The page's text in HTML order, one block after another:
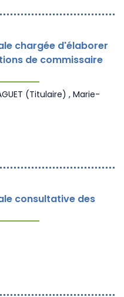
chargée d'élaborer
de commissaire
(Titulaire) , Marie-
consultative des